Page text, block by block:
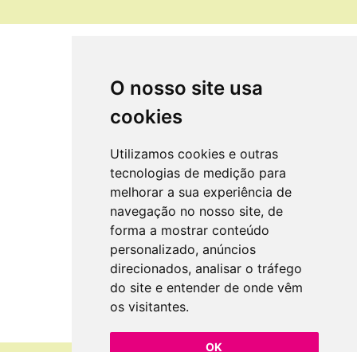
O nosso site usa
cookies
Utilizamos cookies e outras
tecnologias de medição para
melhorar a sua experiência de
navegação no nosso site, de
forma a mostrar conteúdo
personalizado, anúncios
direcionados, analisar o tráfego
do site e entender de onde vêm
os visitantes.
OK